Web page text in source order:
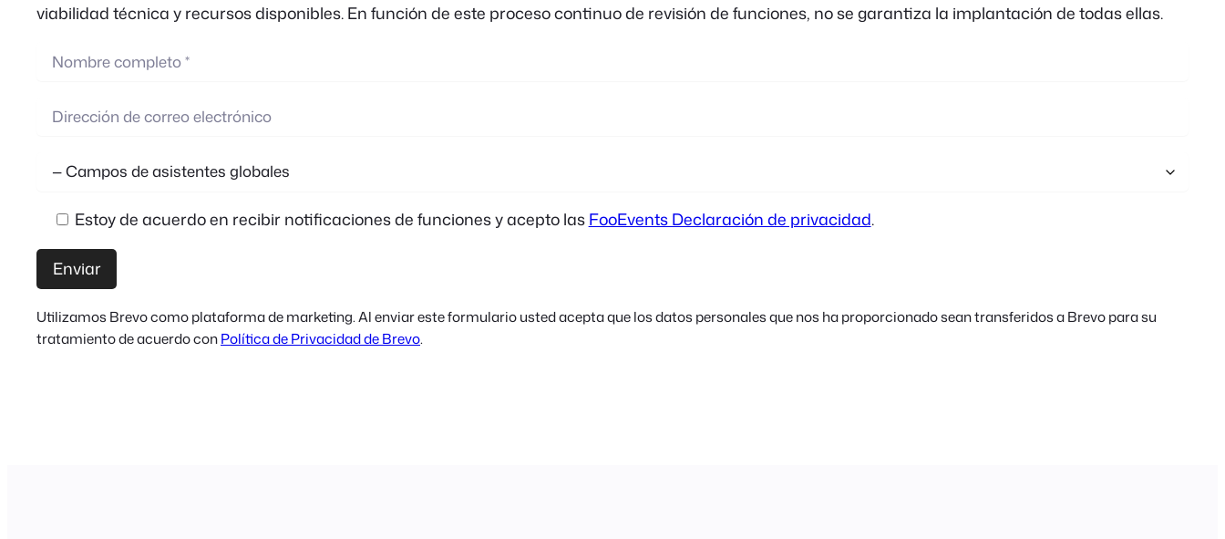
viabilidad técnica y recursos disponibles. En función de este proceso continuo de revisión de funciones, no se garantiza la implantación de todas ellas.
Estoy de acuerdo en recibir notificaciones de funciones y acepto las FooEvents Declaración de privacidad.
Utilizamos Brevo como plataforma de marketing. Al enviar este formulario usted acepta que los datos personales que nos ha proporcionado sean transferidos a Brevo para su
tratamiento de acuerdo conPolítica de Privacidad de Brevo.